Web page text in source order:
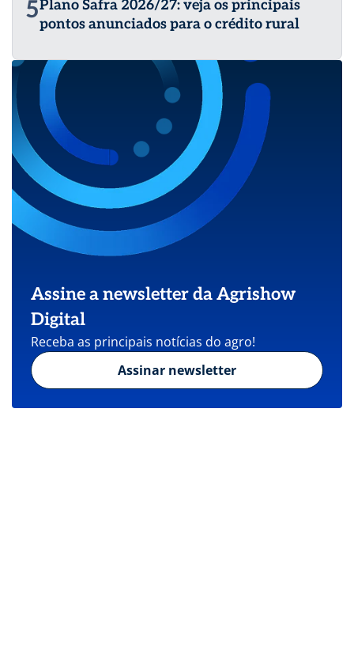
5Plano Safra 2026/27: veja os principais
pontos anunciados para o crédito rural
Assine a newsletter da Agrishow
Digital
Receba as principais notícias do agro!
Assinar newsletter